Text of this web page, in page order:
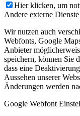
Hier klicken, um
Andere externe Dienste
Wir nutzen auch
Webfonts, Google
Anbieter
speichern, können Sie
dass eine
Aussehen unserer
Änderungen werden
Google Webfont